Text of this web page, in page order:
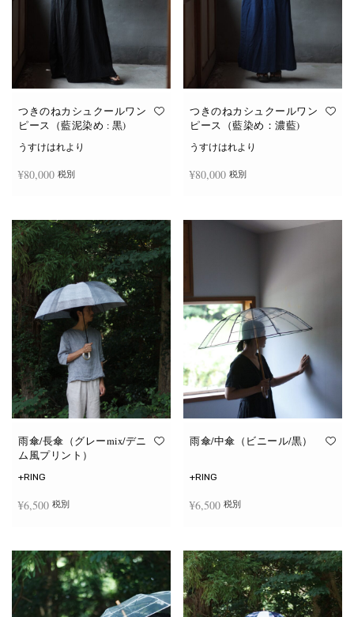
つきのねカシュクールワン
ピース（藍泥染め : 黒)
うすけはれより
¥80,000 税別
つきのねカシュクールワン
ピース（藍染め：濃藍)
うすけはれより
¥80,000 税別
雨傘/長傘（グレーmix/デニ
ム風プリント）
+RING
¥6,500 税別
雨傘/中傘（ビニール/黒）
+RING
¥6,500 税別